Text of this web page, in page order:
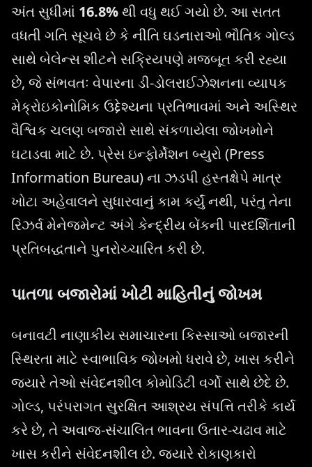
અંત સુધીમાં 16.8%થી વધુ થઈ ગયો છે. આ સતત
વધતી ગતિ સૂચવે છે કે નીતિ ઘડનારાઓ ભૌતિક ગોલ્ડ
સાથે બેલેન્સ શીટને સક્રિયપણે મજબૂત કરી રહ્યા
છે, જે સંભવતઃ વેપારના ડી-ડોલરાઈઝેશનના વ્યાપક
મેક્રોઇકોનોમિક ઉદ્દેશ્યના પ્રતિભાવમાં અને અસ્થિર
વૈશ્વિક ચલણ બજારો સાથે સંકળાયેલા જોખમોને
ઘટાડવા માટે છે. પ્રેસ ઇન્ફોર્મેશન બ્યુરો (Press
Information Bureau) ના ઝડપી હસ્તક્ષેપે માત્ર
ખોટા અહેવાલને સુધારવાનું કામ કર્યું નથી, પરંતુ તેના
રિઝર્વ મેનેજમેન્ટ અંગે કેન્દ્રીય બેંકની પારદર્શિતાની
પ્રતિબદ્ધતાને પુનરોચ્ચારિત કરી છે.
પાતળા બજારોમાં ખોટી માહિતીનું જોખમ
બનાવટી નાણાકીય સમાચારના કિસ્સાઓ બજારની
સ્થિરતા માટે સ્વાભાવિક જોખમો ધરાવે છે, ખાસ કરીને
જ્યારે તેઓ સંવેદનશીલ કોમોડિટી વર્ગો સાથે છેદે છે.
ગોલ્ડ, પરંપરાગત સુરક્ષિત આશ્રય સંપત્તિ તરીકે કાર્ય
કરે છે, તે અવાજ-સંચાલિત ભાવના ઉતાર-ચઢાવ માટે
ખાસ કરીને સંવેદનશીલ છે. જ્યારે રોકાણકારો